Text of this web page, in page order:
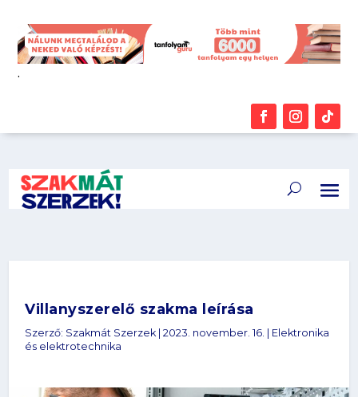
.
Villanyszerelő szakma leírása
Szerző: Szakmát Szerzek|2023. november. 16.
Elektronika
és elektrotechnika